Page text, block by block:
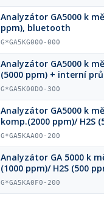
Analyzátor GA5000 k
ppm), bluetooth
G*GA5KG000-000
Analyzátor GA5000 k
(5000 ppm) + interní
bluetooth
G*GA5K00D0-300
Analyzátor GA5000 k
komp.(2000 ppm)/ H2S
bluetooth
G*GA5KAA00-200
Analyzátor GA 5000 k
(1000 ppm)/ H2S (500
G*GA5KA0F0-200